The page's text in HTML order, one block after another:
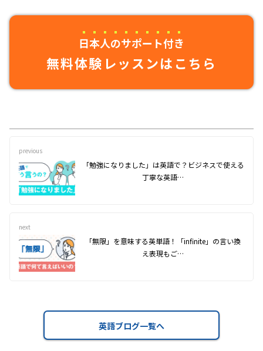
日本人のサポート付き
無料体験レッスンはこちら
previous
「勉強になりました」は英語で？ビジネスで使える
丁寧な英語…
next
「無限」を意味する英単語！「infinite」の言い換
え表現もご…
英語ブログ一覧へ